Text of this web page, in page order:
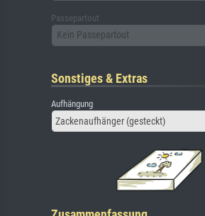
Passepartout
Kein Passepartout
Sonstiges & Extras
Aufhängung
Zackenaufhänger (gesteckt)